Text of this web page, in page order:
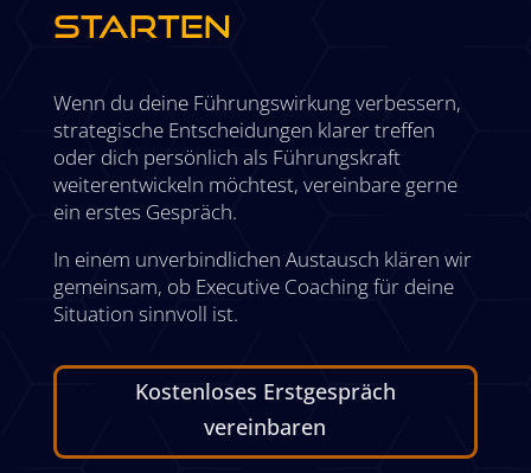
starten
Wenn du deine Führungswirkung verbessern,
strategische Entscheidungen klarer treffen
oder dich persönlich als Führungskraft
weiterentwickeln möchtest, vereinbare gerne
ein erstes Gespräch.
In einem unverbindlichen Austausch klären wir
gemeinsam, ob Executive Coaching für deine
Situation sinnvoll ist.
Kostenloses Erstgespräch
vereinbaren